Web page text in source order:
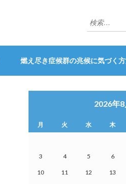
検
索:
燃え尽き症候群の兆候に気づく
2026年8
月 火 水 木
3 4 5 6
10 11 12 13